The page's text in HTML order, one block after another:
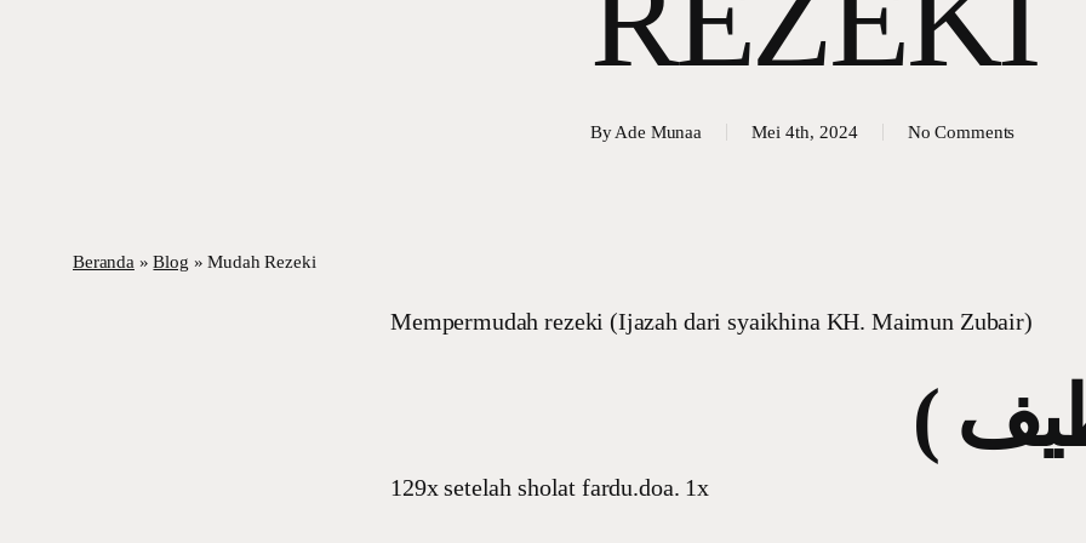
By Ade Munaa Mei 4th, 2024 No Comments
Beranda »Blog »Mudah Rezeki
Mempermudah rezeki (Ijazah dari syaikhina KH. Maimun Zubair)
129x setelah sholat fardu.doa. 1x